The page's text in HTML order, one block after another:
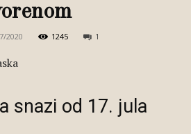
2020 1245 1
snazi od 17. jula